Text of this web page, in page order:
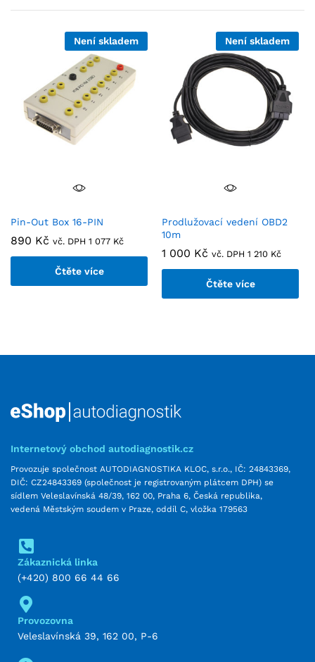
Není skladem
Pin-Out Box 16-PIN
890 Kč vč. DPH 1 077 Kč
Čtěte více
Není skladem
Prodlužovací vedení OBD2
10m
1 000 Kč vč. DPH 1 210 Kč
Čtěte více
Internetový obchod autodiagnostik.cz
Provozuje společnost AUTODIAGNOSTIKA KLOC, s.r.o., IČ: 24843369,
DIČ: CZ24843369 (společnost je registrovaným plátcem DPH) se
sídlem Veleslavínská 48/39, 162 00, Praha 6, Česká republika,
vedená Městským soudem v Praze, oddíl C, vložka 179563
Zákaznická linka
(+420) 800 66 44 66
Provozovna
Veleslavínská 39, 162 00, P-6